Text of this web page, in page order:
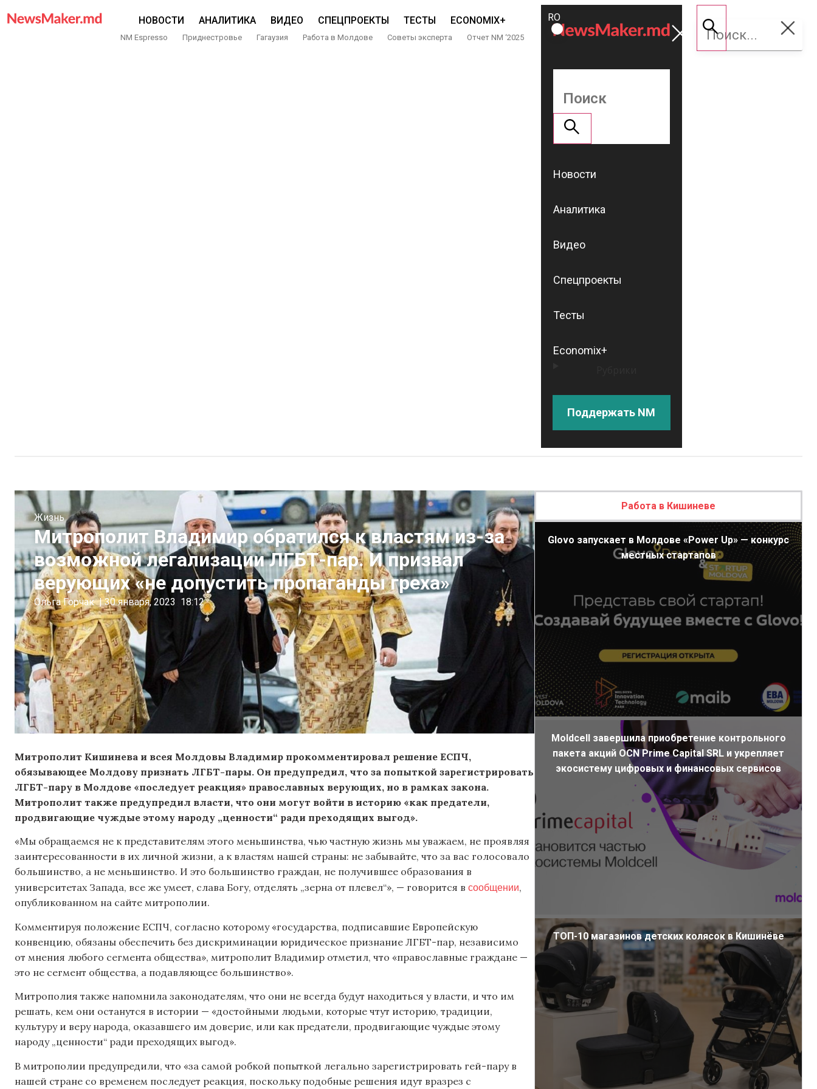
НОВОСТИ АНАЛИТИКА ВИДЕО СПЕЦПРОЕКТЫ ТЕСТЫ ECONOMIX+
NM Espresso Приднестровье Гагаузия Работа в Молдове Советы эксперта Отчет NM ‘2025
ROMÂNĂ
RU
Поддержать
NM
Новости
Аналитика
Видео
Спецпроекты
Тесты
Economix+
Поддержать NM
Жизнь
Митрополит Владимир обратился к властям из-за
возможной легализации ЛГБТ-пар. И призвал
верующих «не допустить пропаганды греха»
Ольга Горчак | 30 января, 2023 18:12
Митрополит Кишинева и всея Молдовы Владимир прокомментировал решение ЕСПЧ,
обязывающее Молдову признать ЛГБТ-пары. Он предупредил, что за попыткой зарегистрировать
ЛГБТ-пару в Молдове «последует реакция» православных верующих, но в рамках закона.
Митрополит также предупредил власти, что они могут войти в историю «как предатели,
продвигающие чуждые этому народу „ценности“ ради преходящих выгод».
«Мы обращаемся не к представителям этого меньшинства, чью частную жизнь мы уважаем, не проявляя
заинтересованности в их личной жизни, а к властям нашей страны: не забывайте, что за вас голосовало
большинство, а не меньшинство. И это большинство граждан, не получившее образования в
университетах Запада, все же умеет, слава Богу, отделять „зерна от плевел“», — говорится в сообщении,
опубликованном на сайте митрополии.
Комментируя положение ЕСПЧ, согласно которому «государства, подписавшие Европейскую
конвенцию, обязаны обеспечить без дискриминации юридическое признание ЛГБТ-пар, независимо
от мнения любого сегмента общества», митрополит Владимир отметил, что «православные граждане —
это не сегмент общества, а подавляющее большинство».
Митрополия также напомнила законодателям, что они не всегда будут находиться у власти, и что им
решать, кем они останутся в истории — «достойными людьми, которые чтут историю, традиции,
культуру и веру народа, оказавшего им доверие, или как предатели, продвигающие чуждые этому
народу „ценности“ ради преходящих выгод».
В митрополии предупредили, что «за самой робкой попыткой легально зарегистрировать гей-пару в
нашей стране со временем последует реакция, поскольку подобные решения идут вразрез с
Работа в Кишиневе
Glovo запускает в Молдове «Power Up» — конкурс
местных стартапов
Moldcell завершила приобретение контрольного
пакета акций OCN Prime Capital SRL и укрепляет
экосистему цифровых и финансовых сервисов
ТОП-10 магазинов детских колясок в Кишинёве